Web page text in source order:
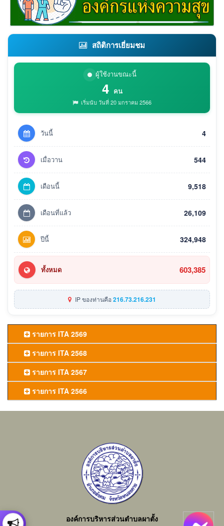
สถิติการเยี่ยมชม
ผู้ใช้งานขณะนี้
4 คน
เริ่มนับ วันที่ 20 มกราคม 2566
วันนี้ 4
เมื่อวาน 544
เดือนนี้ 9,518
เดือนที่แล้ว 26,109
ปีนี้ 324,948
ทั้งหมด 603,385
IP ของท่านคือ216.73.216.231
รายการ ITA 2569
รายการ ITA 2568
รายการ ITA 2567
รายการ ITA 2566
องค์การบริหารส่วนตำบลผาตั้ง